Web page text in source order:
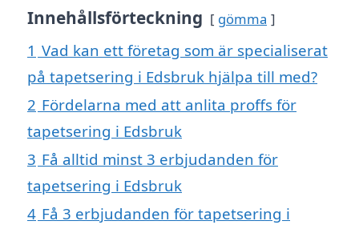
Innehållsförteckning gömma
1 Vad kan ett företag som är specialiserat
på tapetsering i Edsbruk hjälpa till med?
2 Fördelarna med att anlita proffs för
tapetsering i Edsbruk
3 Få alltid minst 3 erbjudanden för
tapetsering i Edsbruk
4 Få 3 erbjudanden för tapetsering i